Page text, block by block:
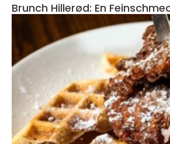
Brunch Hillerød: En